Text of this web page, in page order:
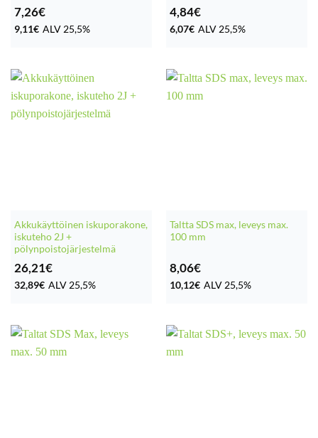
7,26€
9,11€ ALV 25,5%
4,84€
6,07€ ALV 25,5%
Akkukäyttöinen iskuporakone,
iskuteho 2J +
pölynpoistojärjestelmä
26,21€
32,89€ ALV 25,5%
Taltta SDS max, leveys max.
100 mm
8,06€
10,12€ ALV 25,5%